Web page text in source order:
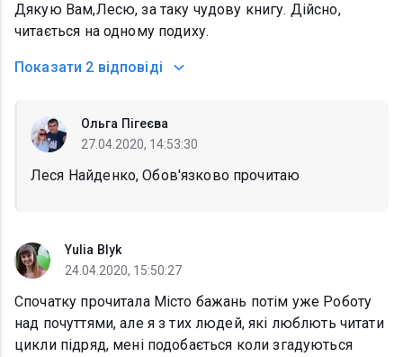
Дякую Вам,Лесю, за таку чудову книгу. Дійсно,
читається на одному подиху.
Показати 2 відповіді
Ольга Пігеєва
27.04.2020, 14:53:30
Леся Найденко, Обов'язково прочитаю
Yulia Blyk
24.04.2020, 15:50:27
Спочатку прочитала Місто бажань потім уже Роботу
над почуттями, але я з тих людей, які люблють читати
цикли підряд, мені подобається коли згадуються